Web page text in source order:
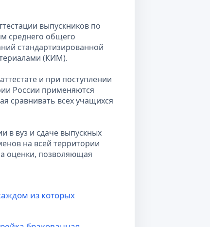
выпускников по
среднего общего
стандартизированной
(КИМ).
и при поступлении
России применяются
сравнивать всех учащихся
в вуз и сдаче выпускных
на всей территории
оценки, позволяющая
из которых